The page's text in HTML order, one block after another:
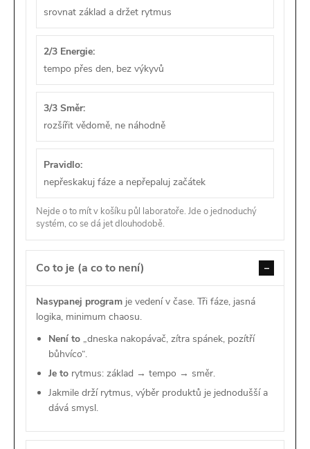
srovnat základ a držet rytmus
2/3 Energie:
tempo přes den, bez výkyvů
3/3 Směr:
rozšířit vědomě, ne náhodně
Pravidlo:
nepřeskakuj fáze a nepřepaluj začátek
Nejde o to mít v košíku půl laboratoře. Jde o jednoduchý
systém, co se dá jet dlouhodobě.
Co to je (a co to není)
Nasypanej program je vedení v čase. Tři fáze, jasná
logika, minimum chaosu.
Není to „dneska nakopávač, zítra spánek, pozítří
bůhvíco“.
Je to rytmus: základ → tempo → směr.
Jakmile drží rytmus, výběr produktů je jednodušší a
dává smysl.